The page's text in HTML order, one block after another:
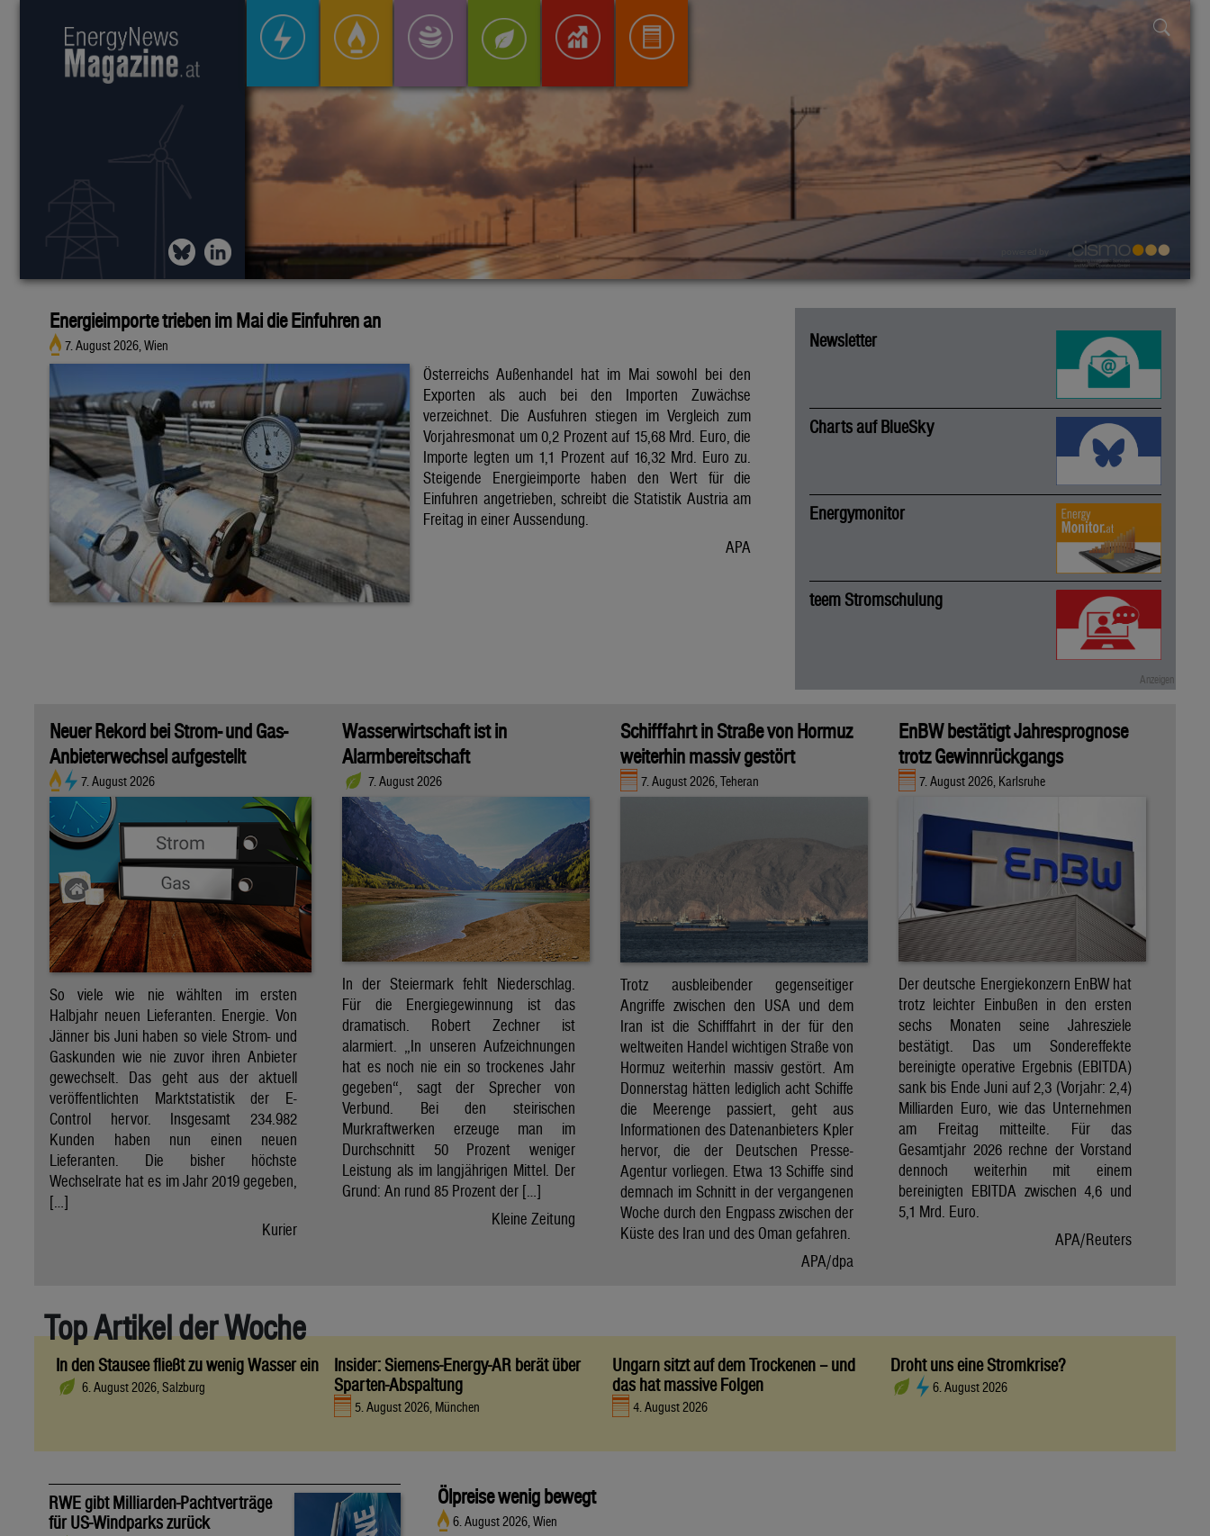
Energieimporte trieben im Mai die Einfuhren an
7. August 2026, Wien
Österreichs Außenhandel hat im Mai sowohl bei den
Exporten als auch bei den Importen Zuwächse
verzeichnet. Die Ausfuhren stiegen im Vergleich zum
Vorjahresmonat um 0,2 Prozent auf 15,68 Mrd. Euro, die
Importe legten um 1,1 Prozent auf 16,32 Mrd. Euro zu.
Steigende Energieimporte haben den Wert für die
Einfuhren angetrieben, schreibt die Statistik Austria am
Freitag in einer Aussendung.
APA
Newsletter
Charts auf BlueSky
Energymonitor
teem Stromschulung
Neuer Rekord bei Strom- und Gas-
Anbieterwechsel aufgestellt
7. August 2026
So viele wie nie wählten im ersten
Halbjahr neuen Lieferanten. Energie. Von
Jänner bis Juni haben so viele Strom- und
Gaskunden wie nie zuvor ihren Anbieter
gewechselt. Das geht aus der aktuell
veröffentlichten Marktstatistik der E-
Control hervor. Insgesamt 234.982
Kunden haben nun einen neuen
Lieferanten. Die bisher höchste
Wechselrate hat es im Jahr 2019 gegeben,
[…]
Kurier
Wasserwirtschaft ist in
Alarmbereitschaft
7. August 2026
In der Steiermark fehlt Niederschlag.
Für die Energiegewinnung ist das
dramatisch. Robert Zechner ist
alarmiert. „In unseren Aufzeichnungen
hat es noch nie ein so trockenes Jahr
gegeben“, sagt der Sprecher von
Verbund. Bei den steirischen
Murkraftwerken erzeuge man im
Durchschnitt 50 Prozent weniger
Leistung als im langjährigen Mittel. Der
Grund: An rund 85 Prozent der […]
Kleine Zeitung
Schifffahrt in Straße von Hormuz
weiterhin massiv gestört
7. August 2026, Teheran
Trotz ausbleibender gegenseitiger
Angriffe zwischen den USA und dem
Iran ist die Schifffahrt in der für den
weltweiten Handel wichtigen Straße von
Hormuz weiterhin massiv gestört. Am
Donnerstag hätten lediglich acht Schiffe
die Meerenge passiert, geht aus
Informationen des Datenanbieters Kpler
hervor, die der Deutschen Presse-
Agentur vorliegen. Etwa 13 Schiffe sind
demnach im Schnitt in der vergangenen
Woche durch den Engpass zwischen der
Küste des Iran und des Oman gefahren.
APA/dpa
EnBW bestätigt Jahresprognose
trotz Gewinnrückgangs
7. August 2026, Karlsruhe
Der deutsche Energiekonzern EnBW hat
trotz leichter Einbußen in den ersten
sechs Monaten seine Jahresziele
bestätigt. Das um Sondereffekte
bereinigte operative Ergebnis (EBITDA)
sank bis Ende Juni auf 2,3 (Vorjahr: 2,4)
Milliarden Euro, wie das Unternehmen
am Freitag mitteilte. Für das
Gesamtjahr 2026 rechne der Vorstand
dennoch weiterhin mit einem
bereinigten EBITDA zwischen 4,6 und
5,1 Mrd. Euro.
APA/Reuters
Top Artikel der Woche
In den Stausee fließt zu wenig Wasser ein
6. August 2026, Salzburg
Insider: Siemens-Energy-AR berät über
Sparten-Abspaltung
5. August 2026, München
Ungarn sitzt auf dem Trockenen – und
das hat massive Folgen
4. August 2026
Droht uns eine Stromkrise?
6. August 2026
RWE gibt Milliarden-Pachtverträge
für US-Windparks zurück
Ölpreise wenig bewegt
6. August 2026, Wien